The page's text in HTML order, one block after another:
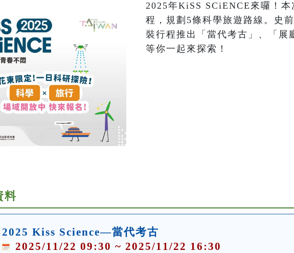
2025年KiSS SCiENCE來囉！
程，規劃5條科學旅遊路線。史
裝行程推出「當代考古」、「展
等你一起來探索！
料
2025 Kiss Science—當代考古
2025/11/22 09:30 ~ 2025/11/22 16:30